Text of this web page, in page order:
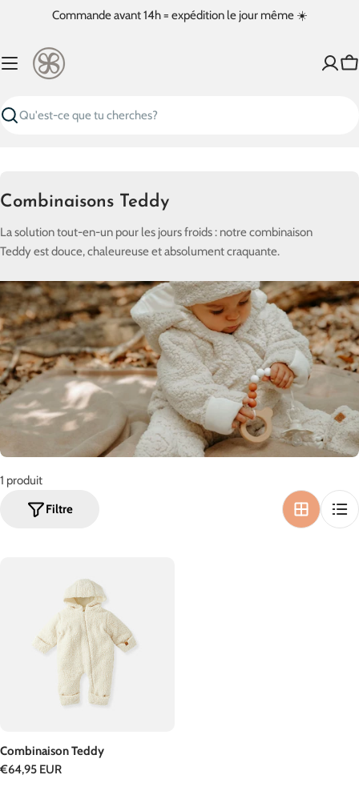
contenu
Commande avant 14h = expédition le jour même ☀️
Recherche
C
l
e
c
t
i
o
n
:
Combinaisons Teddy
La solution tout-en-un pour les jours froids : notre combinaison
Teddy est douce, chaleureuse et absolument craquante.
1 produit
Filtre
Combinaison Teddy
Prix
€64,95 EUR